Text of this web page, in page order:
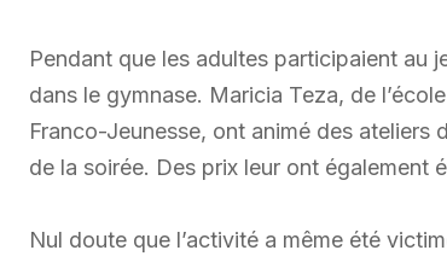
Pendant que les adultes participaient au
dans le gymnase. Maricia Teza, de
Franco-Jeunesse, ont animé des
de la soirée. Des prix leur ont également
Nul doute que l’activité a même été